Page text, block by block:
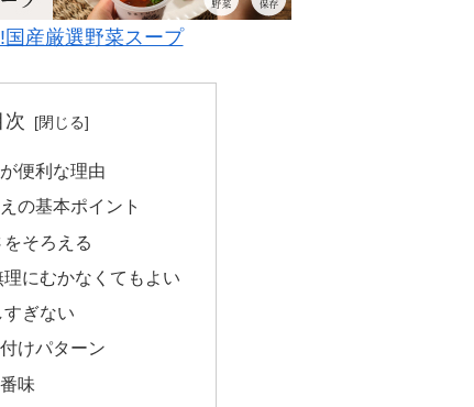
産厳選野菜スープ
次
便利な理由
の基本ポイント
そろえる
にむかなくてもよい
ぎない
けパターン
味